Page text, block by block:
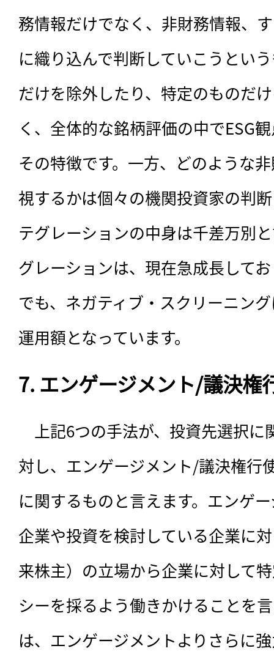
務情報だけでなく、非財務情報、
に織り込んで判断していこうとい
だけを除外したり、特定のものだ
く、全体的な銘柄評価の中でESG
その特徴です。一方、どのような
視するかは個々の機関投資家の判
テグレーションの中身は千差万別
グレーションは、現在急成長して
でも、ネガティブ・スクリーニン
運用額となっています。
7. エンゲージメント/議決権
上記6つの手法が、投資先選択に
対し、エンゲージメント/議決権行
に関するものと言えます。エンゲ
企業や投資を検討している企業に
来株主）の立場から企業に対して
シーを採るよう働きかけることを
は、エンゲージメントよりさらに